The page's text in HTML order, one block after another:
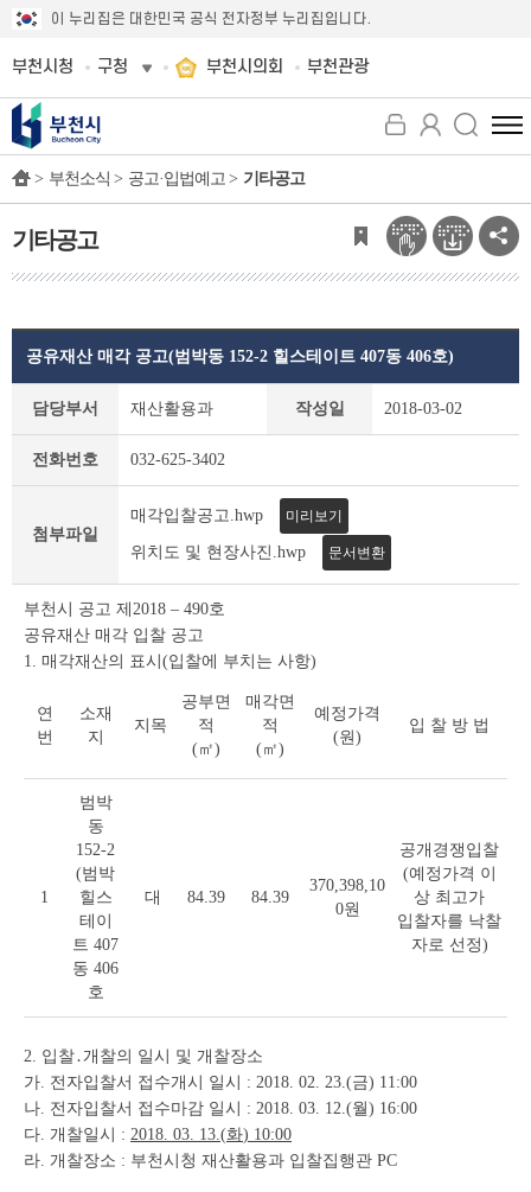
이 누리집은 대한민국 공식 전자정부 누리집입니다.
부천시청 구청 부천시의회 부천관광
전
체
뉴
보
기
> 부천소식 > 공고·입법예고 > 기타공고
기타공고
상
테
이
블
공유재산 매각 공고(범박동 152-2 힐스테이트 407동 406호)
담당부서 재산활용과 작성일 2018-03-02
전화번호 032-625-3402
첨부파일
매각입찰공고.hwp 미리보기
위치도 및 현장사진.hwp 문서변환
부천시 공고 제2018 – 490호
공유재산 매각 입찰 공고
1. 매각재산의 표시(입찰에 부치는 사항)
연
번
소재
지
지목
공부면
적
(㎡)
매각면
적
(㎡)
예정가격
(원)
입 찰 방 법
1
범박
동
152-2
(범박
힐스
테이
트 407
동 406
호
대 84.39 84.39
370,398,10
0원
공개경쟁입찰
(예정가격 이
상 최고가
입찰자를 낙찰
자로 선정)
2. 입찰․개찰의 일시 및 개찰장소
가. 전자입찰서 접수개시 일시 : 2018. 02. 23.(금) 11:00
나. 전자입찰서 접수마감 일시 : 2018. 03. 12.(월) 16:00
다. 개찰일시 : 2018. 03. 13.(화) 10:00
라. 개찰장소 : 부천시청 재산활용과 입찰집행관 PC